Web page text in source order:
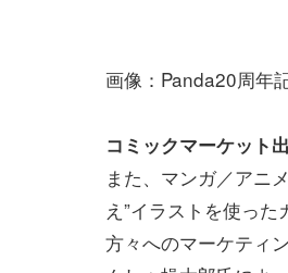
画像：Panda20周年
コミックマーケット
また、マンガ／アニ
え”イラストを使っ
方々へのマーケティ